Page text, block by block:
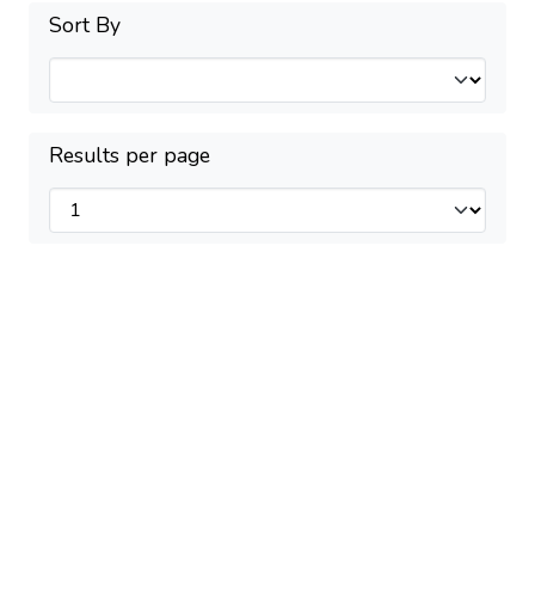
Sort By
Results per page